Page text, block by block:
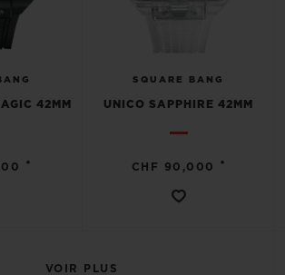
42MM
•
SQUARE BANG
UNICO SAPPHIRE 42MM
CHF 90,000 •
VOIR PLUS